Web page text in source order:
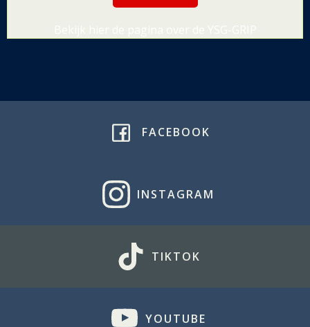
Bekijk hier de pagina over de YSG-GRIP
FACEBOOK
INSTAGRAM
TIKTOK
YOUTUBE